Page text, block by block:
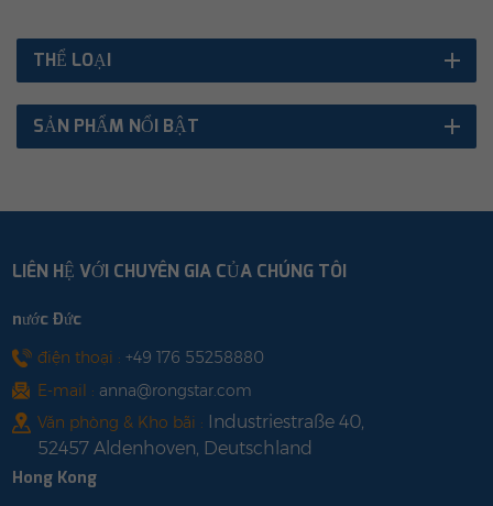
THỂ LOẠI
SẢN PHẨM NỔI BẬT
LIÊN HỆ VỚI CHUYÊN GIA CỦA CHÚNG TÔI
nước Đức
điện thoại : +49 176 55258880
E-mail : anna@rongstar.com
Văn phòng & Kho bãi : Industriestraße 40,
52457 Aldenhoven, Deutschland
Hong Kong